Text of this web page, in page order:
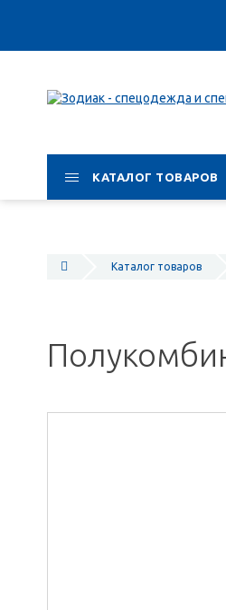
КАТАЛОГ ТОВАРОВ
Каталог товаров